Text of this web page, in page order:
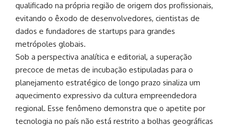
qualificado na própria região de origem dos profissionais,
evitando o êxodo de desenvolvedores, cientistas de
dados e fundadores de startups para grandes
metrópoles globais.
Sob a perspectiva analítica e editorial, a superação
precoce de metas de incubação estipuladas para o
planejamento estratégico de longo prazo sinaliza um
aquecimento expressivo da cultura empreendedora
regional. Esse fenômeno demonstra que o apetite por
tecnologia no país não está restrito a bolhas geográficas